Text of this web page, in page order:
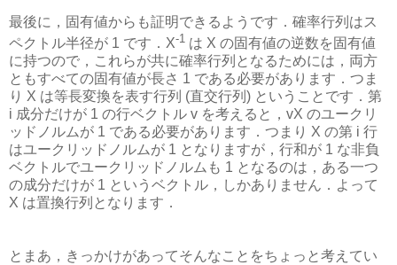
最後に，固有値からも証明できるようです．確率行列はス
ペクトル半径が 1 です．X-1 は X の固有値の逆数を固有値
に持つので，これらが共に確率行列となるためには，両方
ともすべての固有値が長さ 1 である必要があります．つま
り X は等長変換を表す行列 (直交行列) ということです．第
i 成分だけが 1 の行ベクトル v を考えると，vX のユークリ
ッドノルムが 1 である必要があります．つまり X の第 i 行
はユークリッドノルムが 1 となりますが，行和が 1 な非負
ベクトルでユークリッドノルムも 1 となるのは，ある一つ
の成分だけが 1 というベクトル，しかありません．よって
X は置換行列となります．
とまあ，きっかけがあってそんなことをちょっと考えてい